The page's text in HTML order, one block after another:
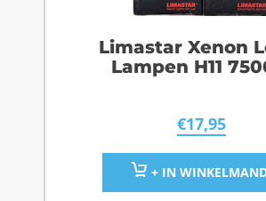
Limastar Xenon
Lampen H11
€17,95
+ IN